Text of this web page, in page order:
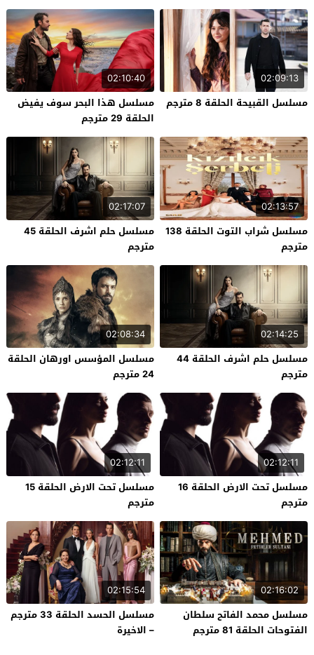
02:09:13
مسلسل القبيحة الحلقة 8 مترجم
02:10:40
مسلسل هذا البحر سوف يفيض
الحلقة 29 مترجم
02:13:57
مسلسل شراب التوت الحلقة 138
مترجم
02:17:07
مسلسل حلم اشرف الحلقة 45
مترجم
02:14:25
مسلسل حلم اشرف الحلقة 44
مترجم
02:08:34
مسلسل المؤسس اورهان الحلقة
24 مترجم
02:12:11
مسلسل تحت الارض الحلقة 16
مترجم
02:12:11
مسلسل تحت الارض الحلقة 15
مترجم
02:16:02
مسلسل محمد الفاتح سلطان
الفتوحات الحلقة 81 مترجم
02:15:54
مسلسل الحسد الحلقة 33 مترجم
– الاخيرة